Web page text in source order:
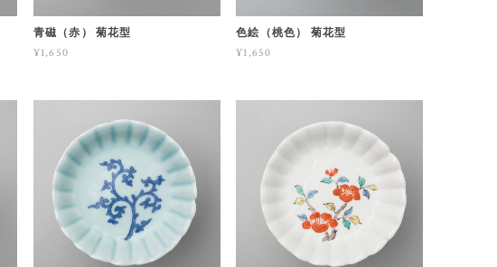
青磁（赤） 菊花型
¥1,650
色絵（桃色） 菊花型
¥1,650